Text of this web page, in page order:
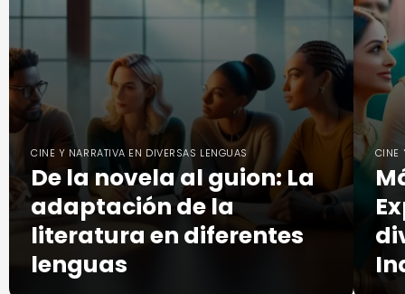
CINE Y NARRATIVA EN DIVERSAS LENGUAS
De la novela al guion: La
adaptación de la
literatura en diferentes
lenguas
CINE